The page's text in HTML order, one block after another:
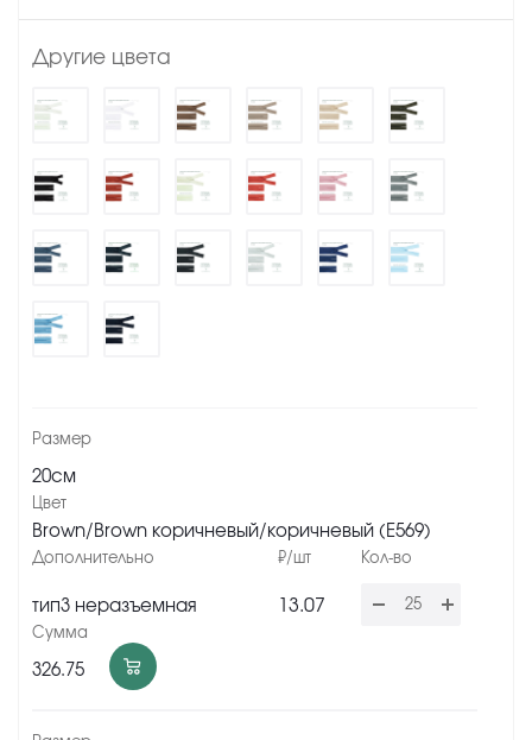
Другие цвета
20см
Brown/Brown коричневый/коричневый (Е569)
тип3 неразъемная 13.07
326.75